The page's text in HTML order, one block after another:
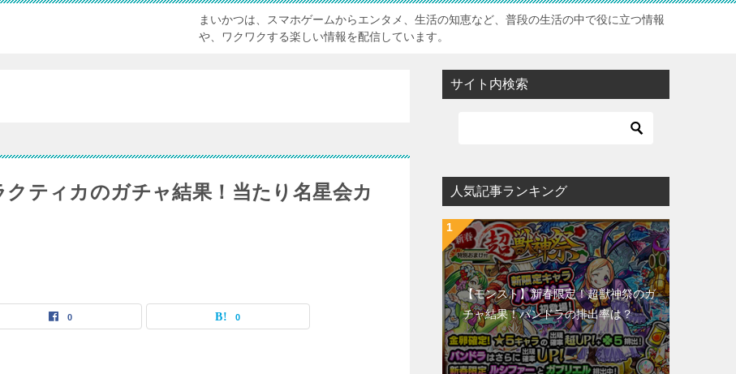
まいかつは、スマホゲームからエンタメ、生活の知恵など、普段の生活の中で役に立つ情報
や、ワクワクする楽しい情報を配信しています。
クティカのガチャ結果！当たり名星会カ
0 0
サイト内検索
人気記事ランキング
【モンスト】新春限定！超獣神祭のガ
チャ結果！パンドラの排出率は？